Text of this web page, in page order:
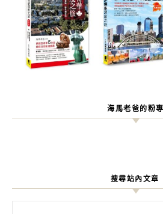
海馬老爸的粉專
搜尋站內文章